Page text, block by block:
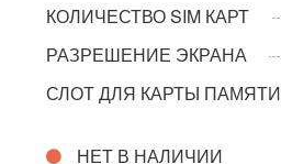
КОЛИЧЕСТВО SIM КАРТ
РАЗРЕШЕНИЕ ЭКРАНА
СЛОТ ДЛЯ КАРТЫ ПАМЯТИ
НЕТ В НАЛИЧИИ